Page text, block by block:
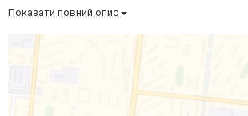
Показати повний опис